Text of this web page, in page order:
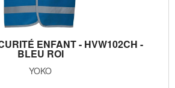
ENFANT - HVW102CH -
BLEU ROI
YOKO